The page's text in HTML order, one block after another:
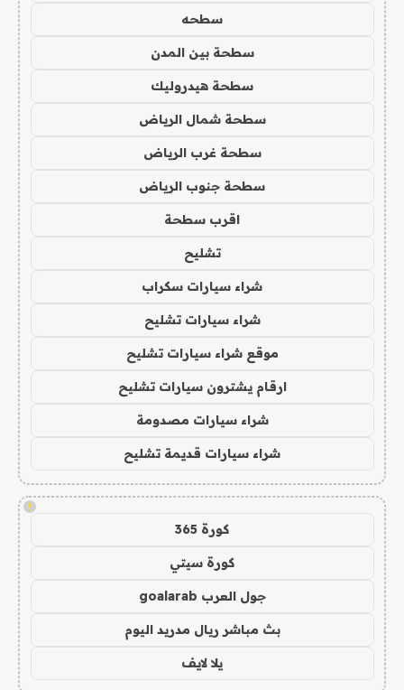
سطحه
سطحة بين المدن
سطحة هيدروليك
سطحة شمال الرياض
سطحة غرب الرياض
سطحة جنوب الرياض
اقرب سطحة
تشليح
شراء سيارات سكراب
شراء سيارات تشليح
موقع شراء سيارات تشليح
ارقام يشترون سيارات تشليح
شراء سيارات مصدومة
شراء سيارات قديمة تشليح
!
كورة 365
كورة سيتي
جول العرب goalarab
بث مباشر ريال مدريد اليوم
يلا لايف